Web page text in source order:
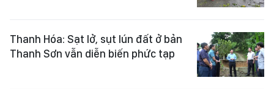
Thanh Hóa: Sạt lở, sụt lún đất ở bản
Thanh Sơn vẫn diễn biến phức tạp